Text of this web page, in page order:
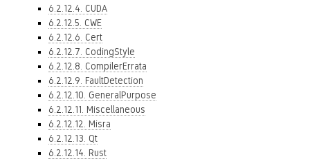
6.2.12.4. CUDA
6.2.12.5. CWE
6.2.12.6. Cert
6.2.12.7. CodingStyle
6.2.12.8. CompilerErrata
6.2.12.9. FaultDetection
6.2.12.10. GeneralPurpose
6.2.12.11. Miscellaneous
6.2.12.12. Misra
6.2.12.13. Qt
6.2.12.14. Rust